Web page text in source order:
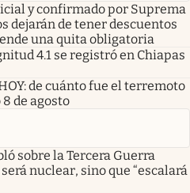
y confirmado por Suprema
dejarán de tener descuentos
una quita obligatoria
4.1 se registró en Chiapas
de cuánto fue el terremoto
de agosto
sobre la Tercera Guerra
nuclear, sino que “escalará